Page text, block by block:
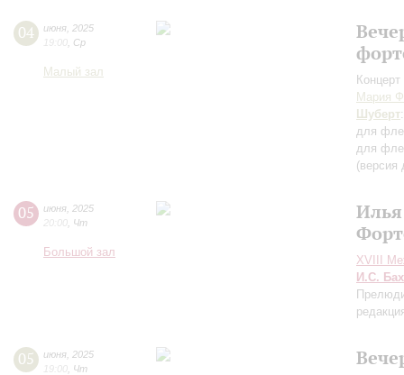
04 июня 2025
19:00 Ср
Малый зал
Мария
Шуберт
для
для
05 июня 2025
20:00 Чт
Большой зал
XVIII
И.С. Бах
05 июня 2025
19:00 Чт